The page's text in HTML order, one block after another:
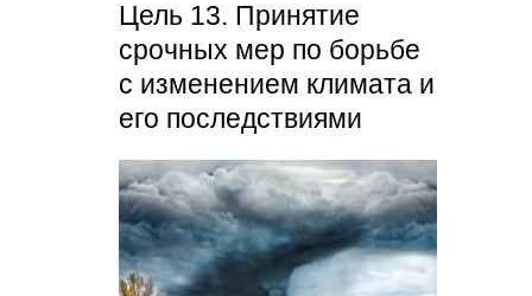
Цель 13. Принятие
срочных мер по борьбе
с изменением климата и
его последствиями